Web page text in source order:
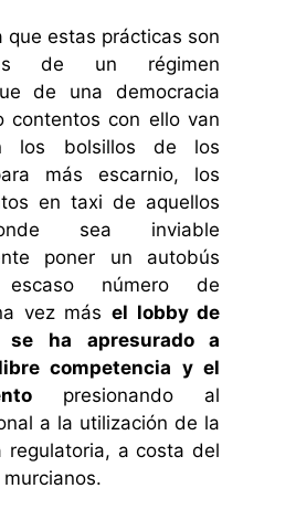
que estas prácticas son
de un régimen
de una democracia
contentos con ello van
los bolsillos de los
más escarnio, los
en taxi de aquellos
sea inviable
poner un autobús
número de
vez másel lobby de
se ha apresurado a
competencia y el
presionando al
a la utilización de la
regulatoria, a costa del